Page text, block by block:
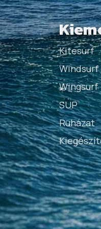
Kitesurf
Windsurf
Wingsurf
SUP
Ruházat